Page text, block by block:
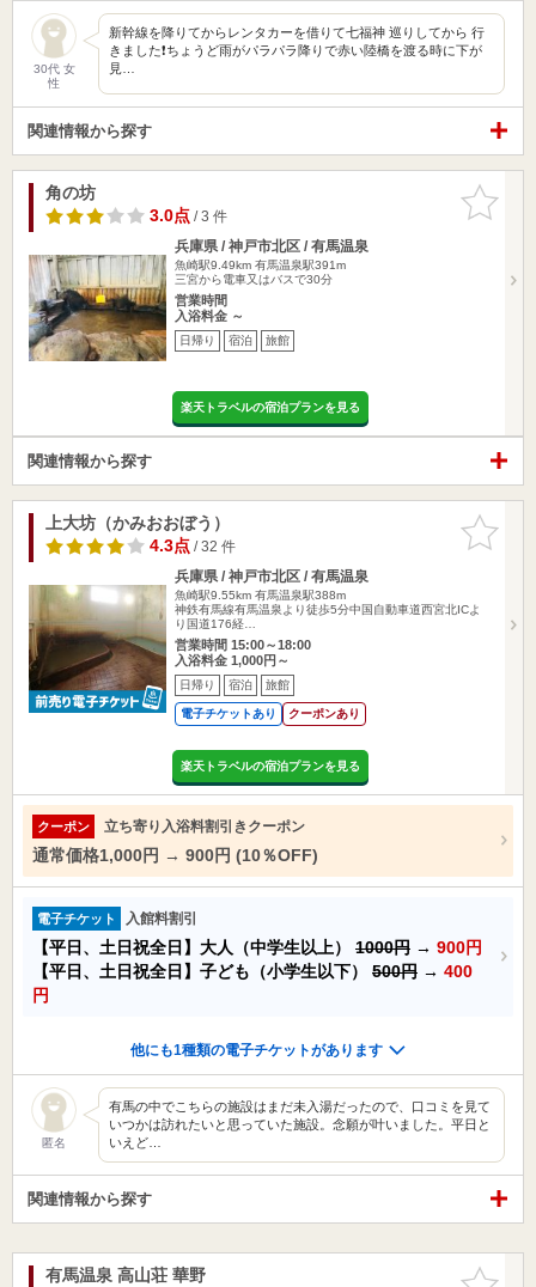
30代 女
性
新幹線を降りてからレンタカーを借りて七福神 巡りしてから 行
きました❗️ちょうど雨がパラパラ降りで赤い陸橋を渡る時に下が
見…
関連情報から探す
お気に入
りに追加
角の坊
3.0点/ 3 件
兵庫県 / 神戸市北区 / 有馬温泉
魚崎駅9.49km 有馬温泉駅391m
三宮から電車又はバスで30分
営業時間
入浴料金 ～
日帰り 宿泊 旅館
楽天トラベルの宿泊プランを見る
関連情報から探す
お気に入
りに追加
上大坊（かみおおぼう）
4.3点/ 32 件
兵庫県 / 神戸市北区 / 有馬温泉
魚崎駅9.55km 有馬温泉駅388m
神鉄有馬線有馬温泉より徒歩5分中国自動車道西宮北ICよ
り国道176経…
営業時間 15:00～18:00
入浴料金 1,000円～
日帰り 宿泊 旅館
電子チケットあり クーポンあり
楽天トラベルの宿泊プランを見る
クーポン 立ち寄り入浴料割引きクーポン
通常価格1,000円 → 900円 (10％OFF)
電子チケット 入館料割引
【平日、土日祝全日】大人（中学生以上） 1000円 → 900円
【平日、土日祝全日】子ども（小学生以下） 500円 → 400
円
他にも1種類の電子チケットがあります
匿名
有馬の中でこちらの施設はまだ未入湯だったので、口コミを見て
いつかは訪れたいと思っていた施設。念願が叶いました。平日と
いえど…
関連情報から探す
お気に入
有馬温泉 高山荘 華野